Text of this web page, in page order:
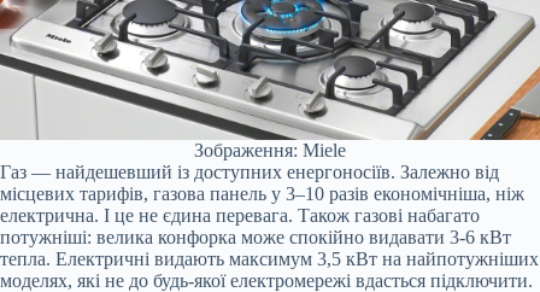
Зображення: Miele
Газ — найдешевший із доступних енергоносіїв. Залежно від
місцевих тарифів, газова панель у 3–10 разів економічніша, ніж
електрична. І це не єдина перевага. Також газові набагато
потужніші: велика конфорка може спокійно видавати 3-6 кВт
тепла. Електричні видають максимум 3,5 кВт на найпотужніших
моделях, які не до будь-якої електромережі вдасться підключити.